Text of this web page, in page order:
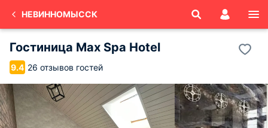
НЕВИННОМЫССК
Гостиница Max Spa Hotel
9.4 26 отзывов гостей